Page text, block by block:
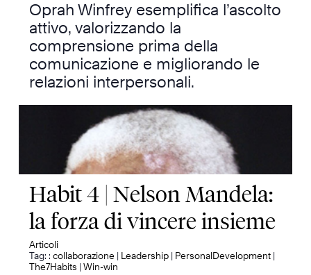
Oprah Winfrey esemplifica l’ascolto
attivo, valorizzando la
comprensione prima della
comunicazione e migliorando le
relazioni interpersonali.
Habit 4 | Nelson Mandela:
la forza di vincere insieme
Articoli
Tag: : collaborazione | Leadership | PersonalDevelopment |
The7Habits |Win-win